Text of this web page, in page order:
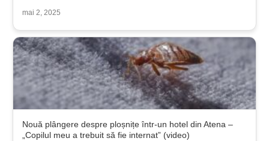
mai 2, 2025
Nouă plângere despre ploșnițe într-un hotel din Atena –
„Copilul meu a trebuit să fie internat” (video)